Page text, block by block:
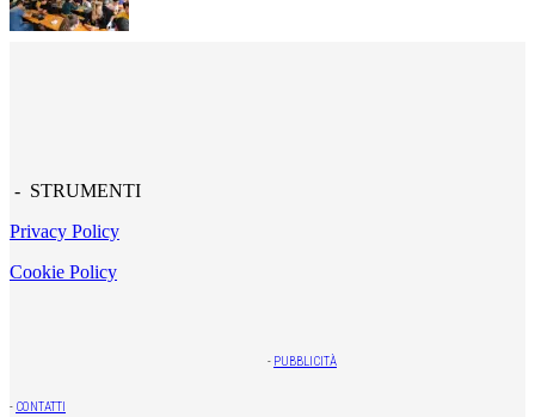
- STRUMENTI
Privacy Policy
Cookie Policy
- PUBBLICITÀ
- CONTATTI